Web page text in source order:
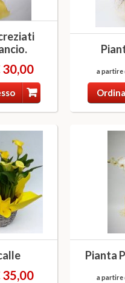
30,00 a partire
35,00
Pianta
a partire